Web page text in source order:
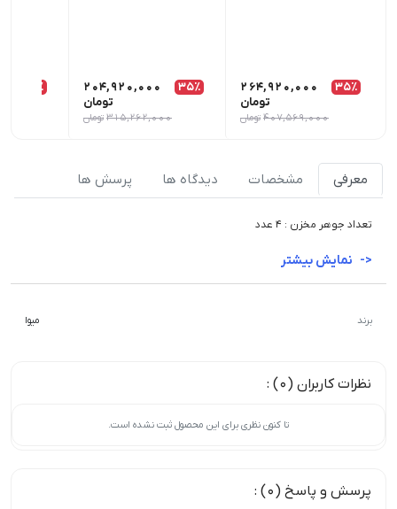
35٪
264,920,000
تومان
407,569,000 تومان
35٪
204,920,000
تومان
315,262,000 تومان
35٪
معرفی مشخصات دیدگاه ها پرسش ها
تعداد جوهر مخزن : 4 عدد
برند میوا
نظرات کاربران (0) :
تا کنون نظری برای این محصول ثبت نشده است.
پرسش و پاسخ (0) :